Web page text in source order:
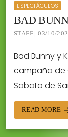
ESPECTÁCULOS
BAD
STAFF | 03/10/
Bad Bunny y
campaña de
Sabato de
READ MORE